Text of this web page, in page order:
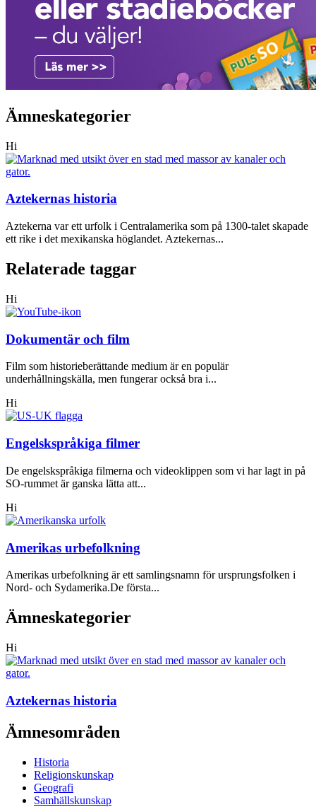
Ämneskategorier
Hi
Aztekernas historia
Aztekerna var ett urfolk i Centralamerika som på 1300-talet skapade
ett rike i det mexikanska höglandet. Aztekernas...
Relaterade taggar
Hi
Dokumentär och film
Film som historieberättande medium är en populär
underhållningskälla, men fungerar också bra i...
Hi
Engelskspråkiga filmer
De engelskspråkiga filmerna och videoklippen som vi har lagt in på
SO-rummet är ganska lätta att...
Hi
Amerikas urbefolkning
Amerikas urbefolkning är ett samlingsnamn för ursprungsfolken i
Nord- och Sydamerika.De första...
Ämneskategorier
Hi
Aztekernas historia
Ämnesområden
Historia
Religionskunskap
Geografi
Samhällskunskap